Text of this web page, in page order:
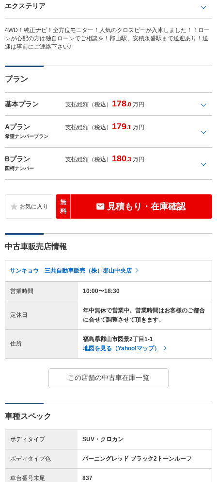
エクステリア
4WD！純正ナビ！全方位モニター！人気のクロスビーが入庫しました！！ロー
ンが心配の方は独自ローンでご相談を！郡山駅、安積永盛駅まで送迎あり！送
迎は事前にご連絡下さい♪
プラン
基本プラン 支払総額（税込） 178.0 万円
Aプラン 支払総額（税込） 179.1 万円
希望ナンバープラン
Bプラン 支払総額（税込） 180.3 万円
図柄ナンバー
無
料
見積もり・在庫確認
中古車販売店情報
サンキョウ 三共自動車販売（株）郡山中央店
営業時間 10:00〜18:30
定休日
年中無休で営業中。営業時間はお客様のご都合
に合せて調整させて頂きます。
住所
福島県郡山市図景2丁目1-1
地図を見る（Yahoo!マップ）
この店舗の中古車在庫一覧
車種スペック
ボディタイプ SUV・クロカン
ボディタイプ色 バーニングレッド ブラック2トーンルーフ
車台番号末尾 837